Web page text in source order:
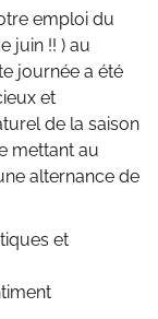
emploi du
juin !! ) au
journée a été
et
de la saison
mettant au
alternance de
et